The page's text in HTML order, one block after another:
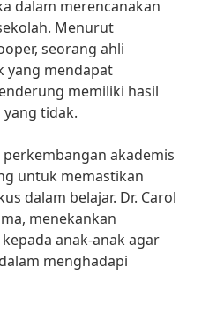
dalam merencanakan
Menurut
seorang ahli
yang mendapat
memiliki hasil
tidak.
akademis
untuk memastikan
dalam belajar. Dr. Carol
menekankan
anak-anak agar
menghadapi